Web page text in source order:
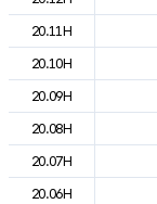
20.11H
20.10H
20.09H
20.08H
20.07H
20.06H